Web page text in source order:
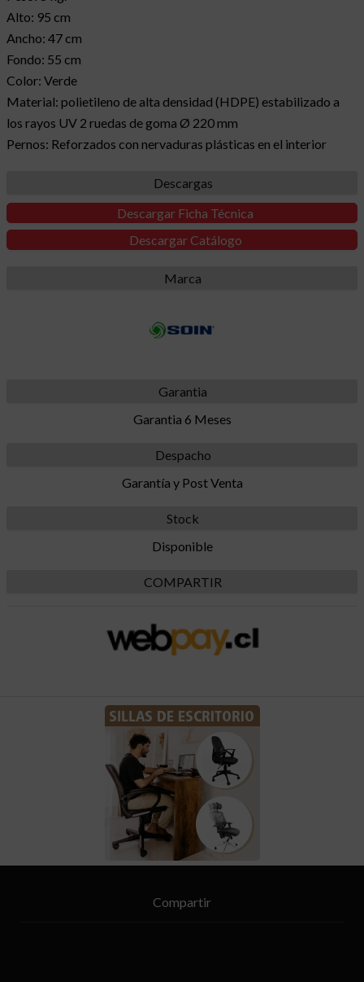
Alto: 95 cm
Ancho: 47 cm
Fondo: 55 cm
Color: Verde
Material: polietileno de alta densidad (HDPE) estabilizado a
los rayos UV 2 ruedas de goma Ø 220 mm
Pernos: Reforzados con nervaduras plásticas en el interior
Descargas
Descargar Ficha Técnica
Descargar Catálogo
Marca
Garantia
Garantia 6 Meses
Despacho
Garantía y Post Venta
Stock
Disponible
COMPARTIR
Compartir